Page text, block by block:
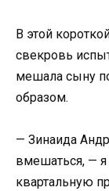
В этой
свекровь
мешала сыну
образом.
— Зинаида
вмешаться, —
квартальную